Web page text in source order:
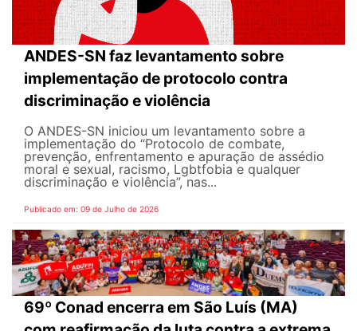
ANDES-SN faz levantamento sobre
implementação de protocolo contra
discriminação e violência
O ANDES-SN iniciou um levantamento sobre a
implementação do “Protocolo de combate,
prevenção, enfrentamento e apuração de assédio
moral e sexual, racismo, Lgbtfobia e qualquer
discriminação e violência”, nas...
Publicado em: 09 de Julho de 2026
69º Conad encerra em São Luís (MA)